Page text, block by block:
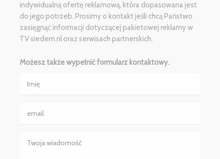
indywidualną ofertę reklamową, która dopasowana jest
do jego potrzeb. Prosimy o kontakt jeśli chcą Państwo
zasięgnąć informacji dotyczącej pakietowej reklamy w
TV siedem.nl oraz serwisach partnerskich.
Możesz także wypełnić formularz kontaktowy.